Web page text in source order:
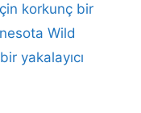
korkunç bir
Wild
yakalayıcı